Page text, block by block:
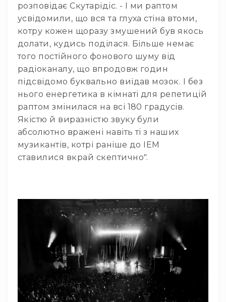
Прилади
з
газоразрядною
лампою
Прилади
Прилади
цифрові
Статичне
світло
Прилади
LED
Прилади
LED
мултичіпові
Прилади
з
газоразрядною
лампою
Прилади
з
вольфрамовою
лампою
розповідає Скутарідіс. - І ми раптом
усвідомили, що вся та глуха стіна втоми,
котру кожен щоразу змушений був якось
долати, кудись поділася. Більше немає
того постійного фонового шуму від
радіоканалу, що впродовж годин
підсвідомо буквально виїдав мозок. І без
нього енергетика в кімнаті для репетицій
раптом змінилася на всі 180 градусів.
Якістю й виразністю звуку були
абсолютно вражені навіть ті з наших
музикантів, котрі раніше до IEM
ставилися вкрай скептично".